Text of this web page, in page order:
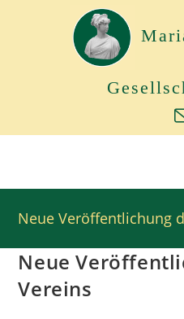
Neue Veröffentlichung
Neue
Vereins